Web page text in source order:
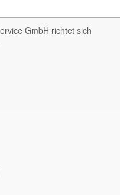
GmbH richtet sich